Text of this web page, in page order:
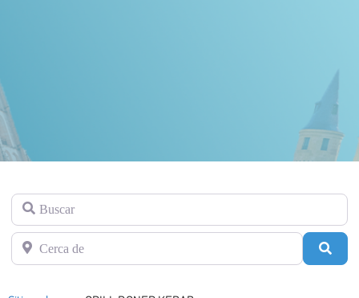
Buscar
Cerca de